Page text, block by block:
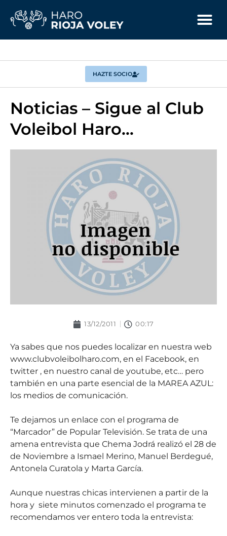
HAZTE SOCIO
Noticias – Sigue al Club
Voleibol Haro…
13/12/2011 00:17
Ya sabes que nos puedes localizar en nuestra web
www.clubvoleibolharo.com, en el Facebook, en
twitter , en nuestro canal de youtube, etc… pero
también en una parte esencial de la MAREA AZUL:
los medios de comunicación.
Te dejamos un enlace con el programa de
“Marcador” de Popular Televisión. Se trata de una
amena entrevista que Chema Jodrá realizó el 28 de
de Noviembre a Ismael Merino, Manuel Berdegué,
Antonela Curatola y Marta García.
Aunque nuestras chicas intervienen a partir de la
hora y siete minutos comenzado el programa te
recomendamos ver entero toda la entrevista: